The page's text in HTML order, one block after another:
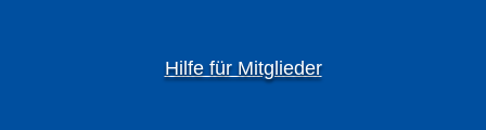
Hilfe für Mitglieder